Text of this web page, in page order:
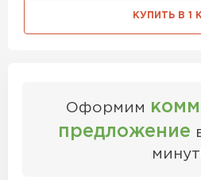
КУПИТЬ В 1
Оформим
предложение